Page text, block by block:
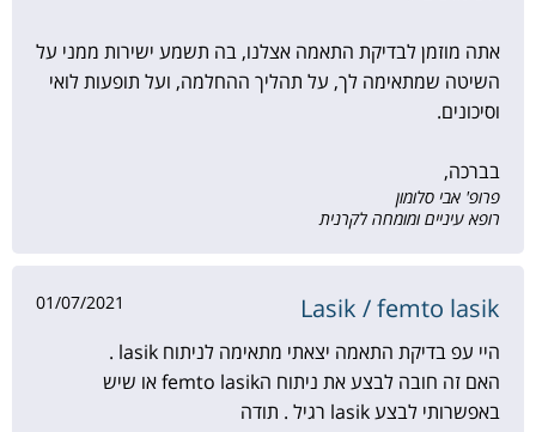
אתה מוזמן לבדיקת התאמה אצלנו, בה תשמע ישירות ממני על
השיטה שמתאימה לך, על תהליך ההחלמה, ועל תופעות לואי
וסיכונים.
בברכה,
פרופ' אבי סלומון
רופא עיניים ומומחה לקרנית
Lasik / femto lasik
01/07/2021
היי עפ בדיקת התאמה יצאתי מתאימה לניתוח lasik .
האם זה חובה לבצע את ניתוח הfemto lasik או שיש
באפשרותי לבצע lasik רגיל . תודה